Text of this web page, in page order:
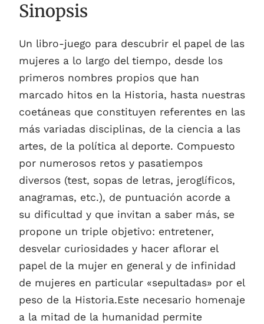
Sinopsis
Un libro-juego para descubrir el papel de las
mujeres a lo largo del tiempo, desde los
primeros nombres propios que han
marcado hitos en la Historia, hasta nuestras
coetáneas que constituyen referentes en las
más variadas disciplinas, de la ciencia a las
artes, de la política al deporte. Compuesto
por numerosos retos y pasatiempos
diversos (test, sopas de letras, jeroglíficos,
anagramas, etc.), de puntuación acorde a
su dificultad y que invitan a saber más, se
propone un triple objetivo: entretener,
desvelar curiosidades y hacer aflorar el
papel de la mujer en general y de infinidad
de mujeres en particular «sepultadas» por el
peso de la Historia.Este necesario homenaje
a la mitad de la humanidad permite